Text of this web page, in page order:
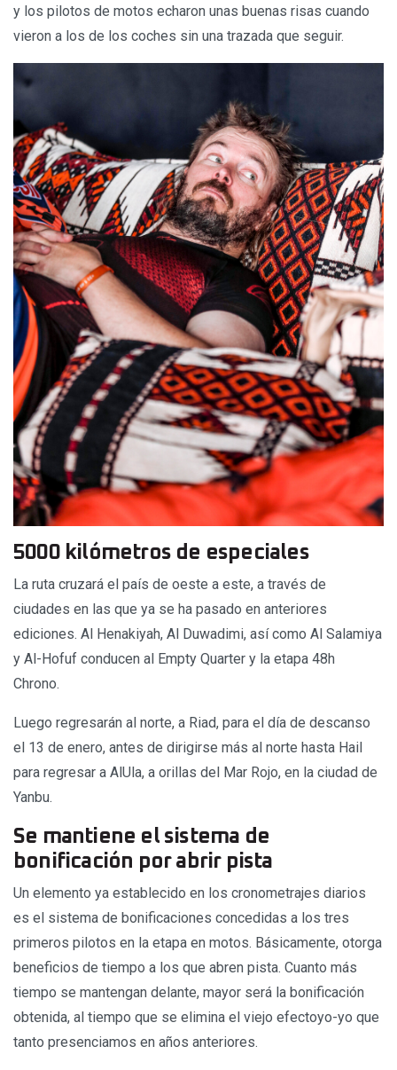
y los pilotos de motos echaron unas buenas risas cuando
vieron a los de los coches sin una trazada que seguir.
5000 kilómetros de especiales
La ruta cruzará el país de oeste a este, a través de
ciudades en las que ya se ha pasado en anteriores
ediciones. Al Henakiyah, Al Duwadimi, así como Al Salamiya
y Al-Hofuf conducen al Empty Quarter y la etapa 48h
Chrono.
Luego regresarán al norte, a Riad, para el día de descanso
el 13 de enero, antes de dirigirse más al norte hasta Hail
para regresar a AlUla, a orillas del Mar Rojo, en la ciudad de
Yanbu.
Se mantiene el sistema de
bonificación por abrir pista
Un elemento ya establecido en los cronometrajes diarios
es el sistema de bonificaciones concedidas a los tres
primeros pilotos en la etapa en motos. Básicamente, otorga
beneficios de tiempo a los que abren pista. Cuanto más
tiempo se mantengan delante, mayor será la bonificación
obtenida, al tiempo que se elimina el viejo efectoyo-yo que
tanto presenciamos en años anteriores.